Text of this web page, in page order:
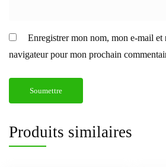
Enregistrer mon nom, mon e-mail et
navigateur pour mon prochain
Produits similaires